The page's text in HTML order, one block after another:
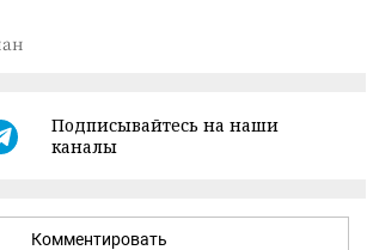
Подписывайтесь на наши
каналы
Комментировать